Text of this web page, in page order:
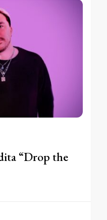
“Drop the